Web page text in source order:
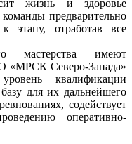
жизнь и здоровье
предварительно
этапу, отработав все
мастерства имеют
«МРСК Северо-Запада»
квалификации
для их дальнейшего
содействует
оперативно-